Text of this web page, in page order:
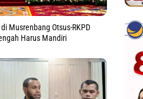
Musrenbang Otsus-RKPD
Harus Mandiri